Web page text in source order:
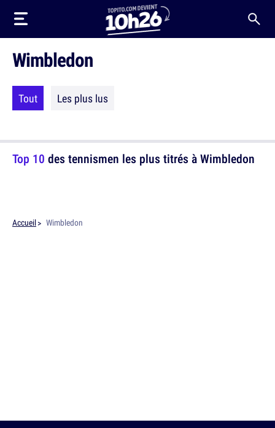
Wimbledon
Tout Les plus lus
Top 10 des tennismen les plus titrés à Wimbledon
Accueil Wimbledon